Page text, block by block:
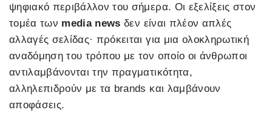
ψηφιακό περιβάλλον του σήμερα. Οι εξελίξεις στον
τομέα των media news δεν είναι πλέον απλές
αλλαγές σελίδας· πρόκειται για μια ολοκληρωτική
αναδόμηση του τρόπου με τον οποίο οι άνθρωποι
αντιλαμβάνονται την πραγματικότητα,
αλληλεπιδρούν με τα brands και λαμβάνουν
αποφάσεις.